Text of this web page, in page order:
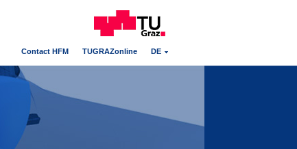
Contact HFM TUGRAZonline DE